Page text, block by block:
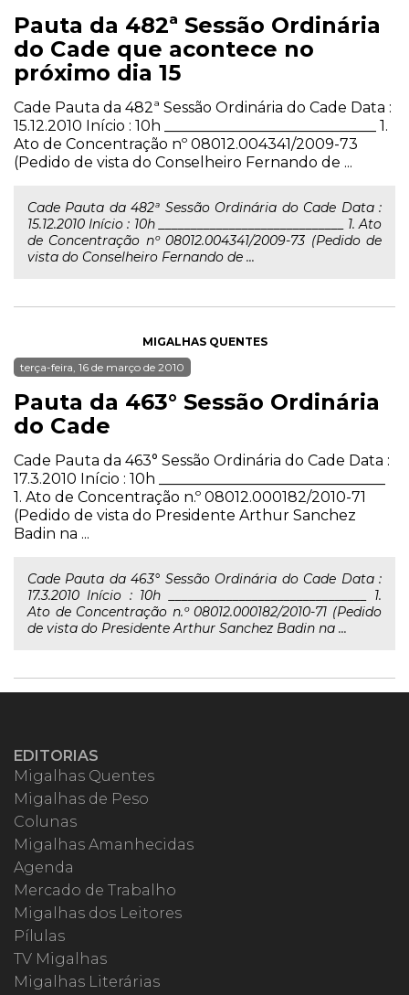
Pauta da 482ª Sessão Ordinária
do Cade que acontece no
próximo dia 15
Cade Pauta da 482ª Sessão Ordinária do Cade Data :
15.12.2010 Início : 10h _____________________________ 1.
Ato de Concentração nº 08012.004341/2009-73
(Pedido de vista do Conselheiro Fernando de ...
Cade Pauta da 482ª Sessão Ordinária do Cade Data :
15.12.2010 Início : 10h _____________________________ 1. Ato
de Concentração nº 08012.004341/2009-73 (Pedido de
vista do Conselheiro Fernando de ...
MIGALHAS QUENTES
terça-feira, 16 de março de 2010
Pauta da 463° Sessão Ordinária
do Cade
Cade Pauta da 463° Sessão Ordinária do Cade Data :
17.3.2010 Início : 10h _______________________________
1. Ato de Concentração n.º 08012.000182/2010-71
(Pedido de vista do Presidente Arthur Sanchez
Badin na ...
Cade Pauta da 463° Sessão Ordinária do Cade Data :
17.3.2010 Início : 10h _______________________________ 1.
Ato de Concentração n.º 08012.000182/2010-71 (Pedido
de vista do Presidente Arthur Sanchez Badin na ...
EDITORIAS
Migalhas Quentes
Migalhas de Peso
Colunas
Migalhas Amanhecidas
Agenda
Mercado de Trabalho
Migalhas dos Leitores
Pílulas
TV Migalhas
Migalhas Literárias